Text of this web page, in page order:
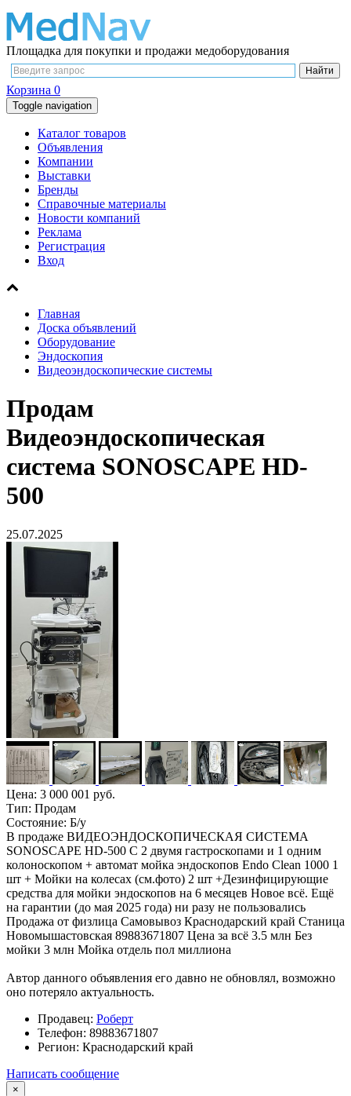
Площадка для покупки и продажи медоборудования
Корзина 0
Toggle navigation
Каталог товаров
Объявления
Компании
Выставки
Бренды
Справочные материалы
Новости компаний
Реклама
Регистрация
Вход
Главная
Доска объявлений
Оборудование
Эндоскопия
Видеоэндоскопические системы
Продам
Видеоэндоскопическая
система SONOSCAPE HD-
500
25.07.2025
Цена: 3 000 001 руб.
Тип: Продам
Состояние: Б/у
В продаже ВИДЕОЭНДОСКОПИЧЕСКАЯ СИСТЕМА
SONOSCAPE HD-500 С 2 двумя гастроскопами и 1 одним
колоноскопом + автомат мойка эндоскопов Endo Clean 1000 1
шт + Мойки на колесах (см.фото) 2 шт +Дезинфицирующие
средства для мойки эндоскопов на 6 месяцев Новое всё. Ещё
на гарантии (до мая 2025 года) ни разу не пользовались
Продажа от физлица Самовывоз Краснодарский край Станица
Новомышастовская 89883671807 Цена за всё 3.5 млн Без
мойки 3 млн Мойка отдель пол миллиона
Автор данного объявления его давно не обновлял, возможно
оно потеряло актуальность.
Продавец: Роберт
Телефон: 89883671807
Регион: Краснодарский край
Написать сообщение
×